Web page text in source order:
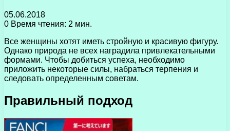
05.06.2018
0 Время чтения: 2 мин.
Все женщины хотят иметь стройную и красивую фигуру.
Однако природа не всех наградила привлекательными
формами. Чтобы добиться успеха, необходимо
приложить некоторые силы, набраться терпения и
следовать определенным советам.
Правильный подход